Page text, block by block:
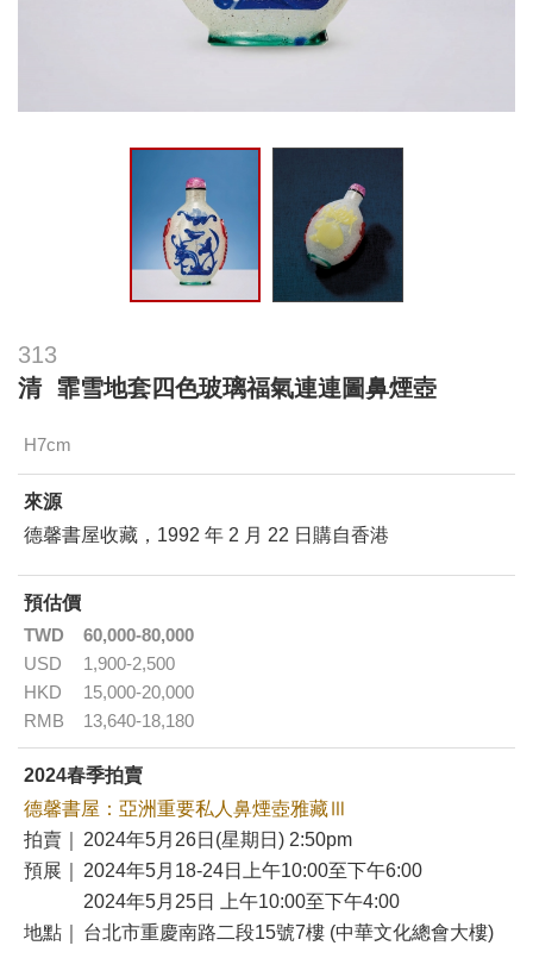
313
清 霏雪地套四色玻璃福氣連連圖鼻煙壺
H7cm
來源
德馨書屋收藏，1992 年 2 月 22 日購自香港
預估價
TWD
60,000-80,000
USD
1,900-2,500
HKD
15,000-20,000
RMB
13,640-18,180
2024春季拍賣
德馨書屋：亞洲重要私人鼻煙壺雅藏Ⅲ
拍賣｜
2024年5月26日(星期日) 2:50pm
預展｜
2024年5月18-24日上午10:00至下午6:00
2024年5月25日 上午10:00至下午4:00
地點｜
台北市重慶南路二段15號7樓 (中華文化總會大樓)